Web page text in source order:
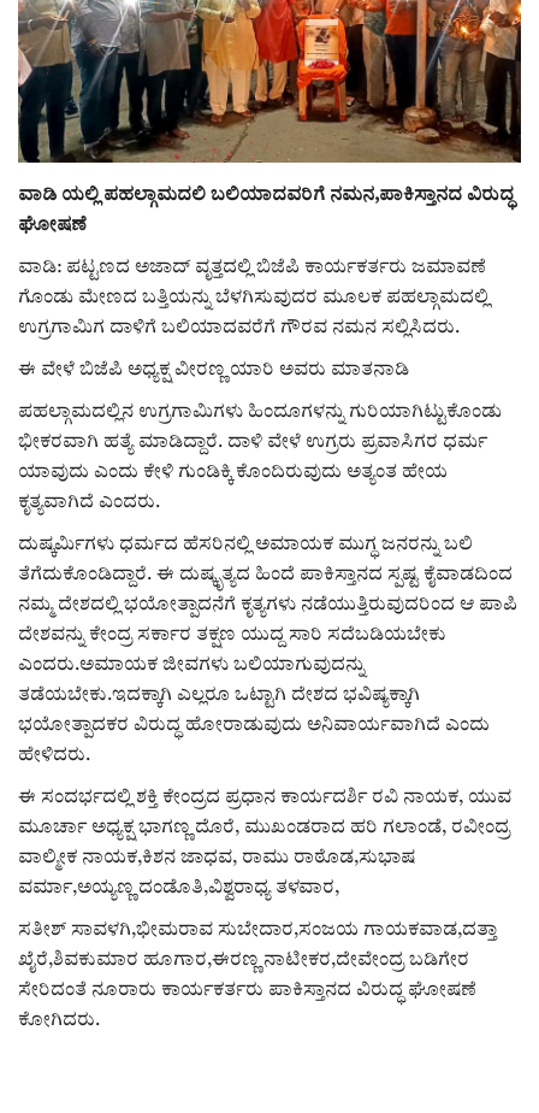
ರಾಜಕೀಯ
ಸುದ್ದಿ
ಪುಸ್ತಕ ಪರಿಚಯ
ಅಂಕಣ
ಸಾಧಕರ ಪರಿಚಯ
ಪತ್ರಕರ್ತರ ಪರಿಚಯ
ಸಂಪಾದಕೀಯ
ಕವನ
Digital Subscription
ವಾಡಿ ಯಲ್ಲಿ ಪಹಲ್ಗಾಮದಲಿ ಬಲಿಯಾದವರಿಗೆ ನಮನ,ಪಾಕಿಸ್ತಾನದ ವಿರುದ್ಧ
ಘೋಷಣೆ
ವಾಡಿ: ಪಟ್ಟಣದ ಅಜಾದ್ ವೃತ್ತದಲ್ಲಿ ಬಿಜೆಪಿ ಕಾರ್ಯಕರ್ತರು ಜಮಾವಣೆ
ಗೊಂಡು ಮೇಣದ ಬತ್ತಿಯನ್ನು ಬೆಳಗಿಸುವುದರ ಮೂಲಕ ಪಹಲ್ಗಾಮದಲ್ಲಿ
ಉಗ್ರಗಾಮಿಗ ದಾಳಿಗೆ ಬಲಿಯಾದವರೆಗೆ ಗೌರವ ನಮನ ಸಲ್ಲಿಸಿದರು.
ಈ ವೇಳೆ ಬಿಜೆಪಿ ಅಧ್ಯಕ್ಷ ವೀರಣ್ಣ ಯಾರಿ ಅವರು ಮಾತನಾಡಿ
ಪಹಲ್ಗಾಮದಲ್ಲಿನ ಉಗ್ರಗಾಮಿಗಳು ಹಿಂದೂಗಳನ್ನು ಗುರಿಯಾಗಿಟ್ಟುಕೊಂಡು
ಭೀಕರವಾಗಿ ಹತ್ಯೆ ಮಾಡಿದ್ದಾರೆ. ದಾಳಿ ವೇಳೆ ಉಗ್ರರು ಪ್ರವಾಸಿಗರ ಧರ್ಮ
ಯಾವುದು ಎಂದು ಕೇಳಿ ಗುಂಡಿಕ್ಕಿ ಕೊಂದಿರುವುದು ಅತ್ಯಂತ ಹೇಯ
ಕೃತ್ಯವಾಗಿದೆ ಎಂದರು.
ದುಷ್ಕರ್ಮಿಗಳು ಧರ್ಮದ ಹೆಸರಿನಲ್ಲಿ ಅಮಾಯಕ ಮುಗ್ಧ ಜನರನ್ನು ಬಲಿ
ತೆಗೆದುಕೊಂಡಿದ್ದಾರೆ. ಈ ದುಷ್ಕೃತ್ಯದ ಹಿಂದೆ ಪಾಕಿಸ್ತಾನದ ಸ್ಪಷ್ಟ ಕೈವಾಡದಿಂದ
ನಮ್ಮ ದೇಶದಲ್ಲಿ ಭಯೋತ್ಪಾದನೆಗೆ ಕೃತ್ಯಗಳು ನಡೆಯುತ್ತಿರುವುದರಿಂದ ಆ ಪಾಪಿ
ದೇಶವನ್ನು ಕೇಂದ್ರ ಸರ್ಕಾರ ತಕ್ಷಣ ಯುದ್ದ ಸಾರಿ ಸದೆಬಡಿಯಬೇಕು
ಎಂದರು.ಅಮಾಯಕ ಜೀವಗಳು ಬಲಿಯಾಗುವುದನ್ನು
ತಡೆಯಬೇಕು.ಇದಕ್ಕಾಗಿ ಎಲ್ಲರೂ ಒಟ್ಟಾಗಿ ದೇಶದ ಭವಿಷ್ಯಕ್ಕಾಗಿ
ಭಯೋತ್ಪಾದಕರ ವಿರುದ್ಧ ಹೋರಾಡುವುದು ಅನಿವಾರ್ಯವಾಗಿದೆ ಎಂದು
ಹೇಳಿದರು.
ಈ ಸಂದರ್ಭದಲ್ಲಿ ಶಕ್ತಿ ಕೇಂದ್ರದ ಪ್ರಧಾನ ಕಾರ್ಯದರ್ಶಿ ರವಿ ನಾಯಕ, ಯುವ
ಮೂರ್ಚಾ ಅಧ್ಯಕ್ಷ ಭಾಗಣ್ಣ ದೊರೆ, ಮುಖಂಡರಾದ ಹರಿ ಗಲಾಂಡೆ, ರವೀಂದ್ರ
ವಾಲ್ಮೀಕ ನಾಯಕ,ಕಿಶನ ಜಾಧವ, ರಾಮು ರಾಠೊಡ,ಸುಭಾಷ
ವರ್ಮಾ,ಅಯ್ಯಣ್ಣ ದಂಡೊತಿ,ವಿಶ್ವರಾಧ್ಯ ತಳವಾರ,
ಸತೀಶ್ ಸಾವಳಗಿ,ಭೀಮರಾವ ಸುಬೇದಾರ,ಸಂಜಯ ಗಾಯಕವಾಡ,ದತ್ತಾ
ಖೈರೆ,ಶಿವಕುಮಾರ ಹೂಗಾರ,ಈರಣ್ಣ ನಾಟೀಕರ,ದೇವೇಂದ್ರ ಬಡಿಗೇರ
ಸೇರಿದಂತೆ ನೂರಾರು ಕಾರ್ಯಕರ್ತರು ಪಾಕಿಸ್ತಾನದ ವಿರುದ್ಧ ಘೋಷಣೆ
ಕೋಗಿದರು.